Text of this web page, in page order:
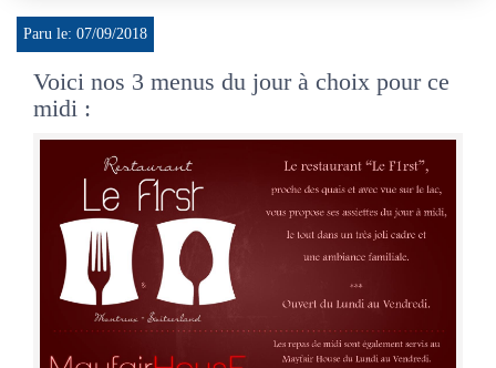
Paru le: 07/09/2018
Voici nos 3 menus du jour à choix pour ce
midi :